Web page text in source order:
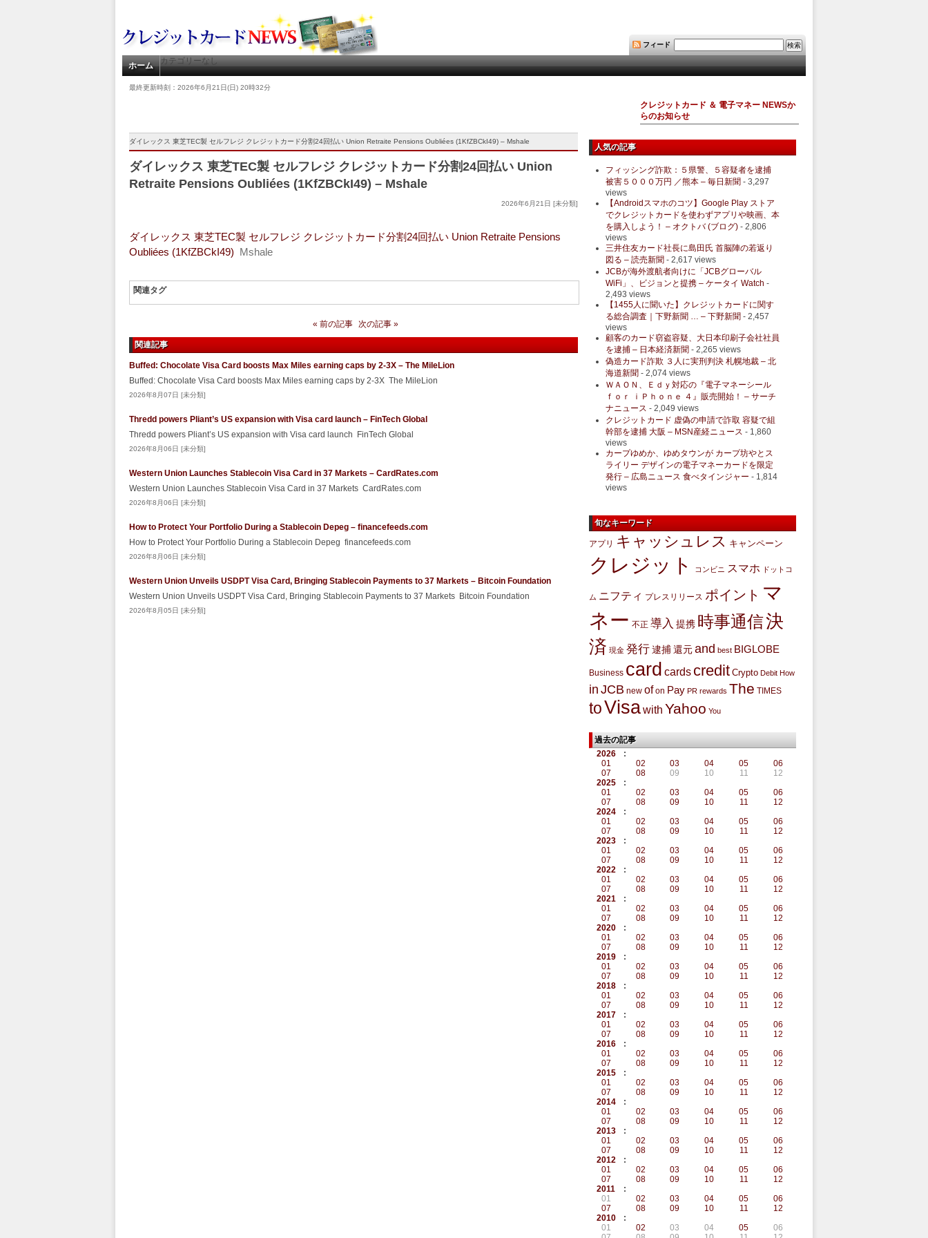
フィード
ホーム カテゴリーなし
最終更新時刻：2026年6月21日(日) 20時32分
クレジットカード ＆ 電子マネー NEWSか
らのお知らせ
ダイレックス 東芝TEC製 セルフレジ クレジットカード分割24回払い Union Retraite Pensions Oubliées (1KfZBCkI49) – Mshale
ダイレックス 東芝TEC製 セルフレジ クレジットカード分割24回払い Union
Retraite Pensions Oubliées (1KfZBCkI49) – Mshale
2026年6月21日 [未分類]
ダイレックス 東芝TEC製 セルフレジ クレジットカード分割24回払い Union Retraite Pensions
Oubliées (1KfZBCkI49) Mshale
関連タグ
« 前の記事 次の記事 »
関連記事
Buffed: Chocolate Visa Card boosts Max Miles earning caps by 2-3X – The MileLion
Buffed: Chocolate Visa Card boosts Max Miles earning caps by 2-3X The MileLion
2026年8月07日 [未分類]
Thredd powers Pliant’s US expansion with Visa card launch – FinTech Global
Thredd powers Pliant’s US expansion with Visa card launch FinTech Global
2026年8月06日 [未分類]
Western Union Launches Stablecoin Visa Card in 37 Markets – CardRates.com
Western Union Launches Stablecoin Visa Card in 37 Markets CardRates.com
2026年8月06日 [未分類]
How to Protect Your Portfolio During a Stablecoin Depeg – financefeeds.com
How to Protect Your Portfolio During a Stablecoin Depeg financefeeds.com
2026年8月06日 [未分類]
Western Union Unveils USDPT Visa Card, Bringing Stablecoin Payments to 37 Markets – Bitcoin Foundation
Western Union Unveils USDPT Visa Card, Bringing Stablecoin Payments to 37 Markets Bitcoin Foundation
2026年8月05日 [未分類]
人気の記事
フィッシング詐欺：５県警、５容疑者を逮捕
被害５０００万円 ／熊本 – 毎日新聞 - 3,297
views
【Androidスマホのコツ】Google Play ストア
でクレジットカードを使わずアプリや映画、本
を購入しよう！ – オクトバ (ブログ) - 2,806
views
三井住友カード社長に島田氏 首脳陣の若返り
図る – 読売新聞 - 2,617 views
JCBが海外渡航者向けに「JCBグローバル
WiFi」、ビジョンと提携 – ケータイ Watch -
2,493 views
【1455人に聞いた】クレジットカードに関す
る総合調査｜下野新聞 … – 下野新聞 - 2,457
views
顧客のカード窃盗容疑、大日本印刷子会社社員
を逮捕 – 日本経済新聞 - 2,265 views
偽造カード詐欺 ３人に実刑判決 札幌地裁 – 北
海道新聞 - 2,074 views
ＷＡＯＮ、Ｅｄｙ対応の『電子マネーシール
ｆｏｒ ｉＰｈｏｎｅ ４』販売開始！ – サーチ
ナニュース - 2,049 views
クレジットカード 虚偽の申請で詐取 容疑で組
幹部を逮捕 大阪 – MSN産経ニュース - 1,860
views
カープゆめか、ゆめタウンが カープ坊やとス
ライリー デザインの電子マネーカードを限定
発行 – 広島ニュース 食べタインジャー - 1,814
views
旬なキーワード
アプリ キャッシュレス キャンペーン
クレジット コンビニ スマホ ドットコ
ム ニフティ プレスリリース ポイント マ
ネー 不正 導入 提携 時事通信決
済 現金 発行 逮捕 還元and best BIGLOBE
Business card cards credit Crypto Debit How
in JCB new of on Pay PR rewards The TIMES
toVisawith Yahoo You
過去の記事
2026
:
01
02 03 04 05
06
07
08 09 10 11
12
2025
:
01
02 03 04 05
06
07
08 09 10 11
12
2024
:
01
02 03 04 05
06
07
08 09 10 11
12
2023
:
01
02 03 04 05
06
07
08 09 10 11
12
2022
:
01
02 03 04 05
06
07
08 09 10 11
12
2021
:
01
02 03 04 05
06
07
08 09 10 11
12
2020
:
01
02 03 04 05
06
07
08 09 10 11
12
2019
:
01
02 03 04 05
06
07
08 09 10 11
12
2018
:
01
02 03 04 05
06
07
08 09 10 11
12
2017
:
01
02 03 04 05
06
07
08 09 10 11
12
2016
:
01
02 03 04 05
06
07
08 09 10 11
12
2015
:
01
02 03 04 05
06
07
08 09 10 11
12
2014
:
01
02 03 04 05
06
07
08 09 10 11
12
2013
:
01
02 03 04 05
06
07
08 09 10 11
12
2012
:
01
02 03 04 05
06
07
08 09 10 11
12
2011
:
01
02 03 04 05
06
07
08 09 10 11
12
2010
:
01
02 03 04 05
06